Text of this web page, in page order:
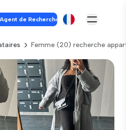
de Recherche
Femme (20) recherche